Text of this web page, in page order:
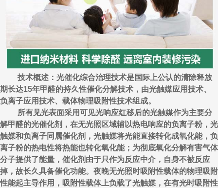
技术概述：光催化综合治理技术是国际上公认的清除释放
期长达15年甲醛的持久性催化分解技术，由光触媒应用技术、
负离子应用技术、载体物理吸附性技术组成。
所有见光表面采用可见光响应红移后的光触媒作为主要分
解甲醛的光催化剂，在无光照区域辅以热电响应的负离子粉，光
触媒和负离子同属催化剂，光触媒将光能直接转化成氧化能，负
离子粉的热电性将热能也转化氧化能；为彻底氧化分解有害气体
分子提供了能量，催化剂由于只作为反应中介，自身不被反应
掉，故长久具备催化功能。夜晚无光照时吸附性载体的物理吸附
性能起主导作用，吸附性载体上负载了光触媒，在有光时吸附性